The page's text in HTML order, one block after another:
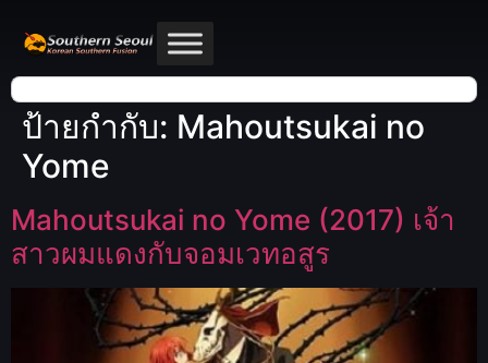
ป้ายกำกับ: Mahoutsukai no
Yome
Mahoutsukai no Yome (2017) เจ้า
สาวผมแดงกับจอมเวทอสูร